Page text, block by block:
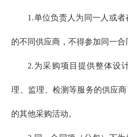
1.单位负责人为同一人或
的不同供应商，不得参加同一合
2.为采购项目提供整体设
理、监理、检测等服务的供应
的其他采购活动。